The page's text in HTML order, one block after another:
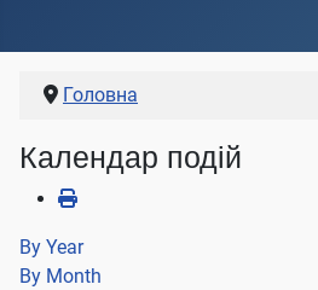
Головна
Календар подій
By Year
By Month